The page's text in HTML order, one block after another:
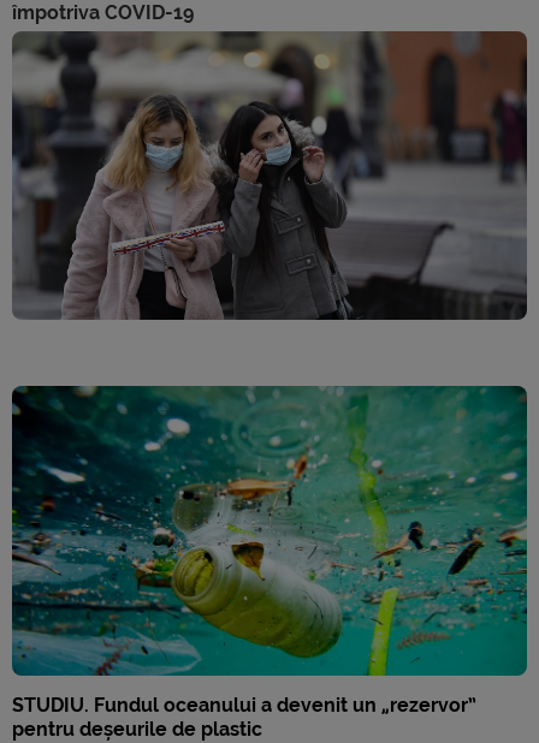
împotriva COVID-19
STUDIU. Fundul oceanului a devenit un „rezervor”
pentru deșeurile de plastic